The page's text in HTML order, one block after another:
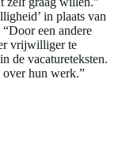
in plaats van
een andere
vrijwilliger te
de vacatureteksten.
over hun werk.”